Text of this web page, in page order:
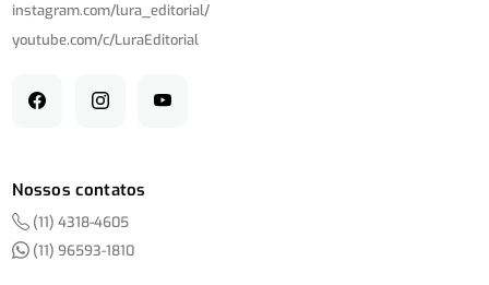
instagram.com/lura_editorial/
youtube.com/c/LuraEditorial
Nossos contatos
(11) 4318-4605
(11) 96593-1810